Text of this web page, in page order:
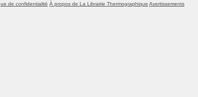
de confidentialité À propos de La Librairie Thermographique Avertissements